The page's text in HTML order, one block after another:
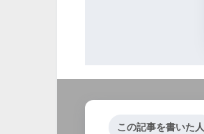
この記事を書いた人